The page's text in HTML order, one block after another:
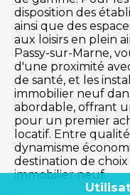
disposition des
ainsi que des
aux loisirs en plein
Passy-sur-Marne,
d'une proximité
de santé, et les
immobilier neuf
abordable, offrant
pour un premier
locatif. Entre
dynamisme
destination de
immobilier neuf.